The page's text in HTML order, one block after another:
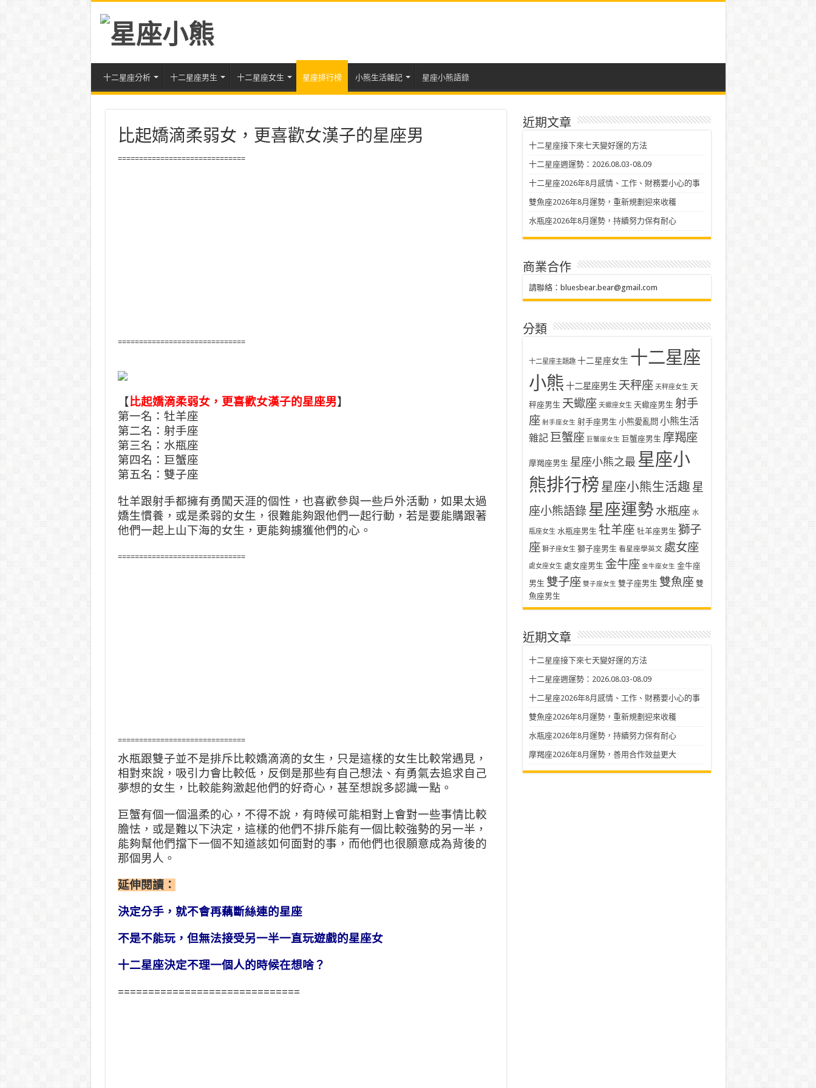
十二星座分析 十二星座男生 十二星座女生 星座排行榜 小熊生活雜記 星座小熊語錄
比起嬌滴柔弱女，更喜歡女漢子的星座男
==============================
==============================
【比起嬌滴柔弱女，更喜歡女漢子的星座男】
第一名：牡羊座
第二名：射手座
第三名：水瓶座
第四名：巨蟹座
第五名：雙子座
牡羊跟射手都擁有勇闖天涯的個性，也喜歡參與一些戶外活動，如果太過
嬌生慣養，或是柔弱的女生，很難能夠跟他們一起行動，若是要能購跟著
他們一起上山下海的女生，更能夠擄獲他們的心。
==============================
==============================
水瓶跟雙子並不是排斥比較嬌滴滴的女生，只是這樣的女生比較常遇見，
相對來說，吸引力會比較低，反倒是那些有自己想法、有勇氣去追求自己
夢想的女生，比較能夠激起他們的好奇心，甚至想說多認識一點。
巨蟹有個一個溫柔的心，不得不說，有時候可能相對上會對一些事情比較
膽怯，或是難以下決定，這樣的他們不排斥能有一個比較強勢的另一半，
能夠幫他們擋下一個不知道該如何面對的事，而他們也很願意成為背後的
那個男人。
延伸閱讀：
決定分手，就不會再藕斷絲連的星座
不是不能玩，但無法接受另一半一直玩遊戲的星座女
十二星座決定不理一個人的時候在想啥？
==============================
近期文章
十二星座接下來七天變好運的方法
十二星座週運勢：2026.08.03-08.09
十二星座2026年8月感情、工作、財務要小心的事
雙魚座2026年8月運勢，重新規劃迎來收穫
水瓶座2026年8月運勢，持續努力保有耐心
商業合作
請聯絡： bluesbear.bear@gmail.com
分類
十二星座主題趣 十二星座女生 十二星座
小熊 十二星座男生 天秤座 天秤座女生 天
秤座男生 天蠍座 天蠍座女生 天蠍座男生 射手
座 射手座女生 射手座男生 小熊愛亂問 小熊生活
雜記 巨蟹座 巨蟹座女生 巨蟹座男生 摩羯座
摩羯座男生 星座小熊之最 星座小
熊排行榜 星座小熊生活趣 星
座小熊語錄星座運勢 水瓶座 水
瓶座女生 水瓶座男生 牡羊座 牡羊座男生 獅子
座 獅子座女生 獅子座男生 看星座學英文 處女座
處女座女生 處女座男生 金牛座 金牛座女生 金牛座
男生 雙子座 雙子座女生 雙子座男生 雙魚座 雙
魚座男生
近期文章
十二星座接下來七天變好運的方法
十二星座週運勢：2026.08.03-08.09
十二星座2026年8月感情、工作、財務要小心的事
雙魚座2026年8月運勢，重新規劃迎來收穫
水瓶座2026年8月運勢，持續努力保有耐心
摩羯座2026年8月運勢，善用合作效益更大